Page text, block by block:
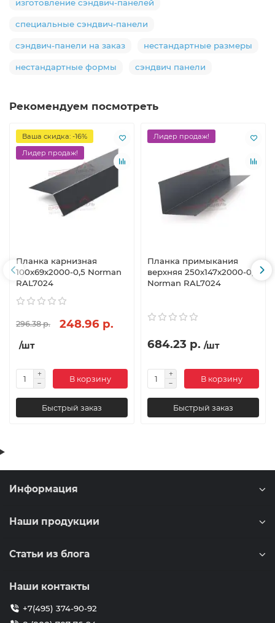
изготовление сэндвич-панелей
специальные сэндвич-панели
сэндвич-панели на заказ нестандартные размеры
нестандартные формы сэндвич панели
Рекомендуем посмотреть
Ваша скидка: -16%
Лидер продаж!
Планка карнизная
100х69х2000-0,5 Norman
RAL7024
296.38 р. 248.96 р.
/шт
В корзину
Быстрый заказ
Лидер продаж!
Планка примыкания
верхняя 250х147х2000-0,5
Norman RAL7024
684.23 р. /шт
В корзину
Быстрый заказ
Информация
Наши продукции
Статьи из блога
Наши контакты
+7(495) 374-90-92